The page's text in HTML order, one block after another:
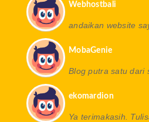
Webhostbali
andaikan website
MobaGenie
Blog putra satu dari
ekomardion
Ya terimakasih.